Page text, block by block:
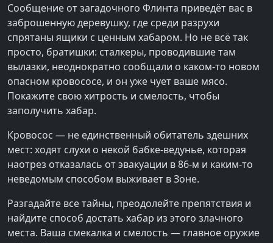
Сообщение от загадочного Флинта приведёт вас в
заброшенную деревушку, где среди разрухи
спрятаны ящики с ценным хабаром. Но не всё так
просто, братишки: сталкеры, проводившие там
вылазки, неоднократно сообщали о каком-то новом
опасном кровососе, и он уже чует ваше мясо.
Покажите свою хитрость и смелость, чтобы
заполучить хабар.
Кровосос — не единственный обитатель здешних
мест: ходят слухи о некой бабке-ведунье, которая
наотрез отказалась от эвакуации в 86-м и каким-то
неведомым способом выживает в Зоне.
Разгадайте все тайны, преодолейте препятствия и
найдите способ достать хабар из этого злачного
места. Ваша смекалка и смелость — главное оружие